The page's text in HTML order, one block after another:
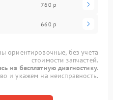
760 р
660 р
ориентировочные, без учета
стоимости запчастей.
на бесплатную диагностику.
и укажем на неисправность.